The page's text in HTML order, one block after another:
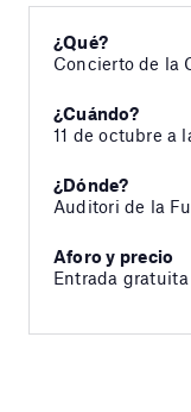
¿Qué?
Concierto de la
¿Cuándo?
11 de octubre a
¿Dónde?
Auditori de la
Aforo y precio
Entrada